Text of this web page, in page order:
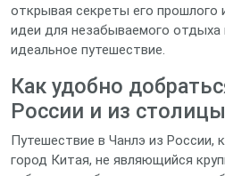
открывая секреты его прошлого
идеи для незабываемого отдыха
идеальное путешествие.
Как удобно
России и из
Путешествие в Чанлэ из России,
город Китая, не являющийся